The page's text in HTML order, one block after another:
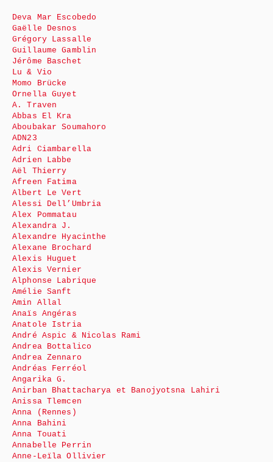
Deva Mar Escobedo
Gaëlle Desnos
Grégory Lassalle
Guillaume Gamblin
Jérôme Baschet
Lu & Vio
Momo Brücke
Ornella Guyet
A. Traven
Abbas El Kra
Aboubakar Soumahoro
ADN23
Adri Ciambarella
Adrien Labbe
Aël Thierry
Afreen Fatima
Albert Le Vert
Alessi Dell’Umbria
Alex Pommatau
Alexandra J.
Alexandre Hyacinthe
Alexane Brochard
Alexis Huguet
Alexis Vernier
Alphonse Labrique
Amélie Sanft
Amin Allal
Anaïs Angéras
Anatole Istria
André Aspic & Nicolas Rami
Andrea Bottalico
Andrea Zennaro
Andréas Ferréol
Angarika G.
Anirban Bhattacharya et Banojyotsna Lahiri
Anissa Tlemcen
Anna (Rennes)
Anna Bahini
Anna Touati
Annabelle Perrin
Anne-Leïla Ollivier